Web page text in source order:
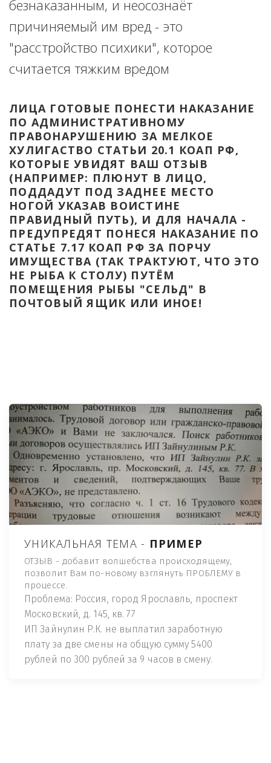
безнаказанным, и неосознаёт
причиняемый им вред - это
"расстройство психики", которое
считается тяжким вредом
ЛИЦА ГОТОВЫЕ ПОНЕСТИ НАКАЗАНИЕ
ПО АДМИНИСТРАТИВНОМУ
ПРАВОНАРУШЕНИЮ ЗА МЕЛКОЕ
ХУЛИГАСТВО СТАТЬИ 20.1 КОАП РФ,
КОТОРЫЕ УВИДЯТ ВАШ ОТЗЫВ
(НАПРИМЕР: ПЛЮНУТ В ЛИЦО,
ПОДДАДУТ ПОД ЗАДНЕЕ МЕСТО
НОГОЙ УКАЗАВ ВОИСТИНЕ
ПРАВИДНЫЙ ПУТЬ), И ДЛЯ НАЧАЛА -
ПРЕДУПРЕДЯТ ПОНЕСЯ НАКАЗАНИЕ ПО
СТАТЬЕ 7.17 КОАП РФ ЗА ПОРЧУ
ИМУЩЕСТВА (ТАК ТРАКТУЮТ, ЧТО ЭТО
НЕ РЫБА К СТОЛУ) ПУТЁМ
ПОМЕЩЕНИЯ РЫБЫ "СЕЛЬД" В
ПОЧТОВЫЙ ЯЩИК ИЛИ ИНОЕ!
УНИКАЛЬНАЯ ТЕМА - ПРИМЕР
ОТЗЫВ - добавит волшебства происходящему,
позволит Вам по-новому взглянуть ПРОБЛЕМУ в
процессе.
Проблема: Россия, город Ярославль, проспект
Московский, д. 145, кв. 77
ИП Зайнулин Р.К. не выплатил заработную
плату за две смены на общую сумму 5400
рублей по 300 рублей за 9 часов в смену.